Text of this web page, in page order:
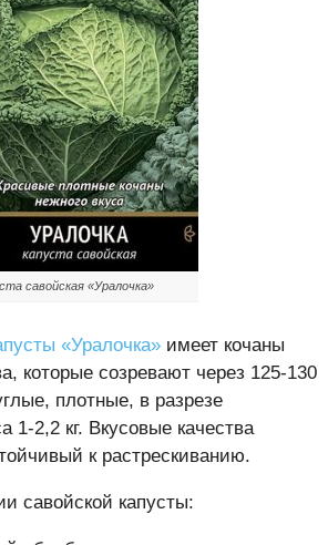
савойская «Уралочка»
«Уралочка» имеет кочаны
которые созревают через 125-130
плотные, в разрезе
1-2,2 кг. Вкусовые качества
к растрескиванию.
савойской капусты: